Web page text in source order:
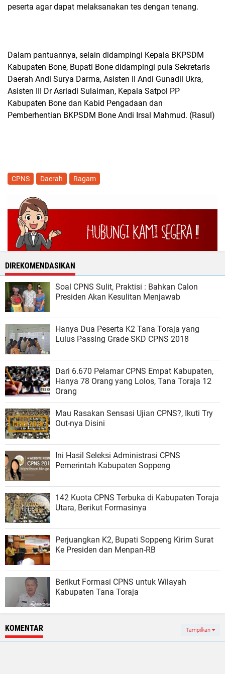
peserta agar dapat melaksanakan tes dengan tenang.
Dalam pantuannya, selain didampingi Kepala BKPSDM
Kabupaten Bone, Bupati Bone didampingi pula Sekretaris
Daerah Andi Surya Darma, Asisten II Andi Gunadil Ukra,
Asisten III Dr Asriadi Sulaiman, Kepala Satpol PP
Kabupaten Bone dan Kabid Pengadaan dan
Pemberhentian BKPSDM Bone Andi Irsal Mahmud. (Rasul)
CPNS Daerah Ragam
DIREKOMENDASIKAN
Soal CPNS Sulit, Praktisi : Bahkan Calon
Presiden Akan Kesulitan Menjawab
Hanya Dua Peserta K2 Tana Toraja yang
Lulus Passing Grade SKD CPNS 2018
Dari 6.670 Pelamar CPNS Empat Kabupaten,
Hanya 78 Orang yang Lolos, Tana Toraja 12
Orang
Mau Rasakan Sensasi Ujian CPNS?, Ikuti Try
Out-nya Disini
Ini Hasil Seleksi Administrasi CPNS
Pemerintah Kabupaten Soppeng
142 Kuota CPNS Terbuka di Kabupaten Toraja
Utara, Berikut Formasinya
Perjuangkan K2, Bupati Soppeng Kirim Surat
Ke Presiden dan Menpan-RB
Berikut Formasi CPNS untuk Wilayah
Kabupaten Tana Toraja
KOMENTAR Tampilkan